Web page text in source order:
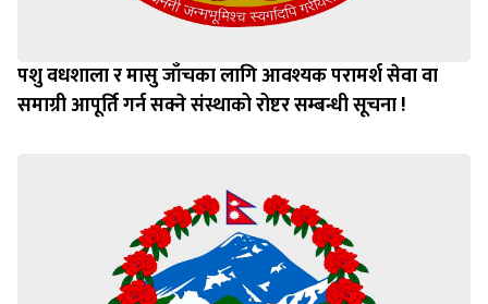
पशु वधशाला र मासु जाँचका लागि आवश्यक परामर्श सेवा वा
समाग्री आपूर्ति गर्न सक्ने संस्थाको रोष्टर सम्बन्धी सूचना !